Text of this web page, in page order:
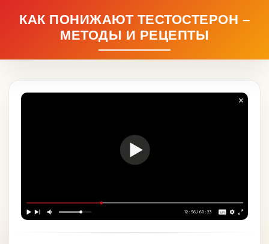
КАК ПОНИЖАЮТ ТЕСТОСТЕРОН –
МЕТОДЫ И РЕЦЕПТЫ